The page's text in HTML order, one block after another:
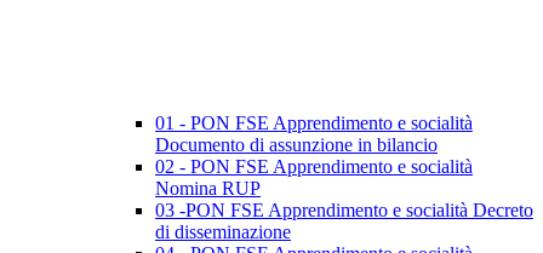
01 - PON FSE Apprendimento e socialità
Documento di assunzione in bilancio
02 - PON FSE Apprendimento e socialità
Nomina RUP
03 -PON FSE Apprendimento e socialità Decreto
di disseminazione